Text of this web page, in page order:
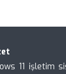
11 işletim